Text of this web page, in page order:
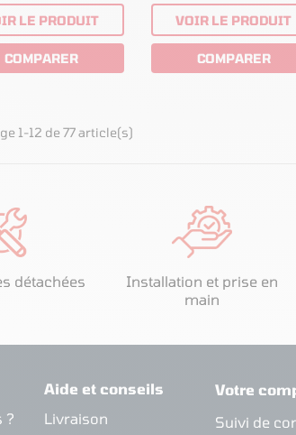
LE PRODUIT
COMPARER
VOIR LE PRODUIT
COMPARER
1-12 de 77 article(s)
détachées
Installation et prise en
main
?
Aide et conseils
Livraison
Votre
Suivi de